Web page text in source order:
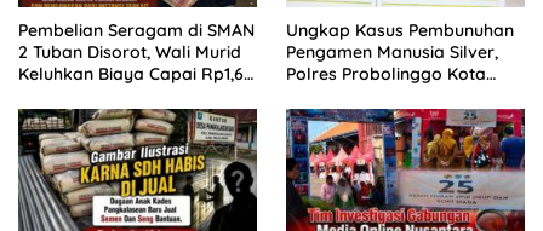
Pembelian Seragam di SMAN
2 Tuban Disorot, Wali Murid
Keluhkan Biaya Capai Rp1,6
Ungkap Kasus Pembunuhan
Pengamen Manusia Silver,
Polres Probolinggo Kota